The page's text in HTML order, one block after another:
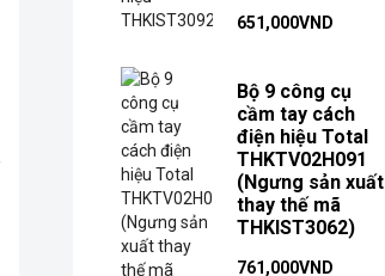
651,000VND
Bộ 9 công cụ
cầm tay cách
điện hiệu Total
THKTV02H091
(Ngưng sản xuất
thay thế mã
THKIST3062)
761,000VND